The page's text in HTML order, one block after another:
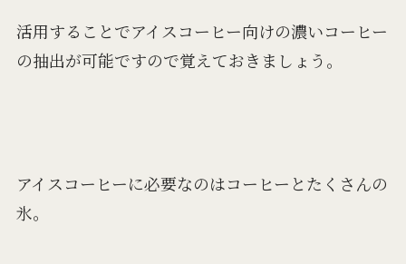
活用することでアイスコーヒー向けの濃いコーヒー
の抽出が可能ですので覚えておきましょう。
アイスコーヒーに必要なのはコーヒーとたくさんの
氷。